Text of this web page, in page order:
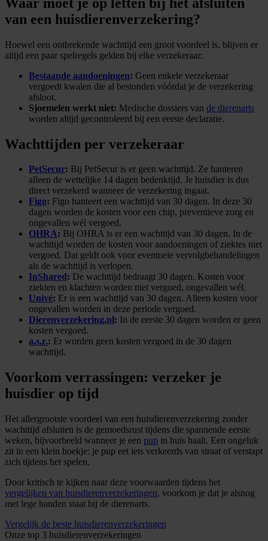
van een huisdierenverzekering?
Hoewel een ontbrekende wachttijd een groot voordeel is, blijven er
altijd een paar spelregels gelden bij elke verzekeraar:
Bestaande aandoeningen: Geen enkele verzekeraar
vergoedt kwalen die al bestonden vóórdat je de verzekering
afsloot.
Sjoemelen werkt niet: Medische dossiers van de dierenarts
worden altijd gecontroleerd bij een eerste declaratie.
Wachttijden per verzekeraar
PetSecur: Bij PetSecur is er geen wachttijd. Ze hanteren
alleen de wettelijke 14 dagen bedenktijd. Je huisdier is dus
direct verzekerd wanneer de verzekering ingaat.
Figo: Figo hanteert een wachttijd van 30 dagen. In deze 30
dagen worden de kosten voor een chip, preventieve zorg en
ongevallen wél vergoed.
OHRA: Bij OHRA is er een wachttijd van 30 dagen. In de
wachttijd worden de kosten voor aandoeningen of ziektes niet
vergoed. Dat geldt ook voor eventuele vervolgbehandelingen
als de wachttijd is verlopen.
InShared: De wachttijd bedraagt 30 dagen. Kosten voor
ziekten en klachten worden niet vergoed, ongevallen wél.
Univé: Er is een wachttijd van 30 dagen. Alleen kosten voor
ongevallen worden in deze periode vergoed.
Dierenverzekering.nl: In de eerste 30 dagen worden er geen
kosten vergoed.
a.s.r.: Er worden geen kosten vergoed in de 30 dagen
wachttijd.
Voorkom verrassingen: verzeker je
huisdier op tijd
Het allergrootste voordeel van een huisdierenverzekering zonder
wachttijd afsluiten is de gemoedsrust tijdens die spannende eerste
weken, bijvoorbeeld wanneer je een pup in huis haalt. Een ongeluk
zit in een klein hoekje: je pup eet iets verkeerds van straat of verstapt
zich tijdens het spelen.
Door kritisch te kijken naar deze voorwaarden tijdens het
vergelijken van huisdierenverzekeringen, voorkom je dat je alsnog
met lege handen staat bij de dierenarts.
Vergelijk de beste huisdierenverzekeringen
Onze top 3 huisdierenverzekeringen